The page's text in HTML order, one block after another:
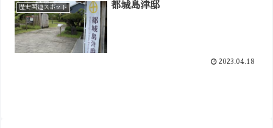
歴史関連スポット 都城島津邸
2023.04.18